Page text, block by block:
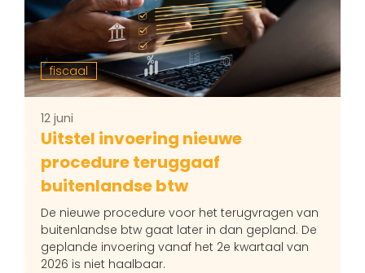
fiscaal
12 juni
Uitstel invoering nieuwe
procedure teruggaaf
buitenlandse btw
De nieuwe procedure voor het terugvragen van
buitenlandse btw gaat later in dan gepland. De
geplande invoering vanaf het 2e kwartaal van
2026 is niet haalbaar.